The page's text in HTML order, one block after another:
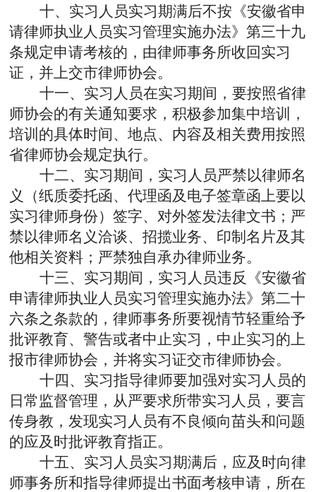
十、实习人员实习期满后不按 《安徽省申
请律师执业人员实习管理实施办法》第三十九
条规定申请考核的，由律师事务所收回实习
证，并上交市律师协会。
十一、实习人员在实习期间，要按照省律
师协会的有关通知要求，积极参加集中培训，
培训的具体时间、地点、内容及相关费用按照
省律师协会规定执行。
十二、实习期间，实习人员严禁以律师名
义（纸质委托函、代理函及电子签章函上要以
实习律师身份）签字、对外签发法律文书；严
禁以律师名义洽谈、招揽业务、印制名片及其
他相关资料；严禁独自承办律师业务。
十三、实习期间，实习人员违反
《安徽省
申请律师执业人员实习管理实施办法》第二十
六条之条款的，律师事务所要视情节轻重给予
批评教育、警告或者中止实习，中止实习的上
报市律师协会，并将实习证交市律师协会。
十四、实习指导律师要加强对实习人员的
日常监督管理，从严要求所带实习人员，要言
传身教，发现实习人员有不良倾向苗头和问题
的应及时批评教育指正。
十五、实习人员实习期满后，应及时向律
师事务所和指导律师提出书面考核申请，所在